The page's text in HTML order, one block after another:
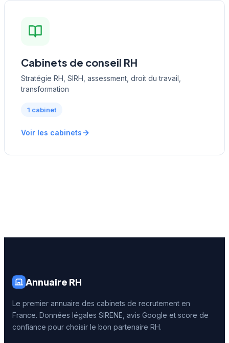
Cabinets de conseil RH
Stratégie RH, SIRH, assessment, droit du travail,
transformation
1 cabinet
Voir les cabinets
Annuaire RH
Le premier annuaire des cabinets de recrutement en
France. Données légales SIRENE, avis Google et score de
confiance pour choisir le bon partenaire RH.